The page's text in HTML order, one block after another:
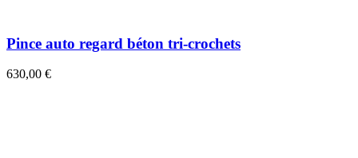
Pince auto regard béton tri-crochets
630,00 €